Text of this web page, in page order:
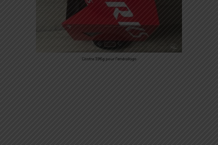
Contre 396g pour l’emballage